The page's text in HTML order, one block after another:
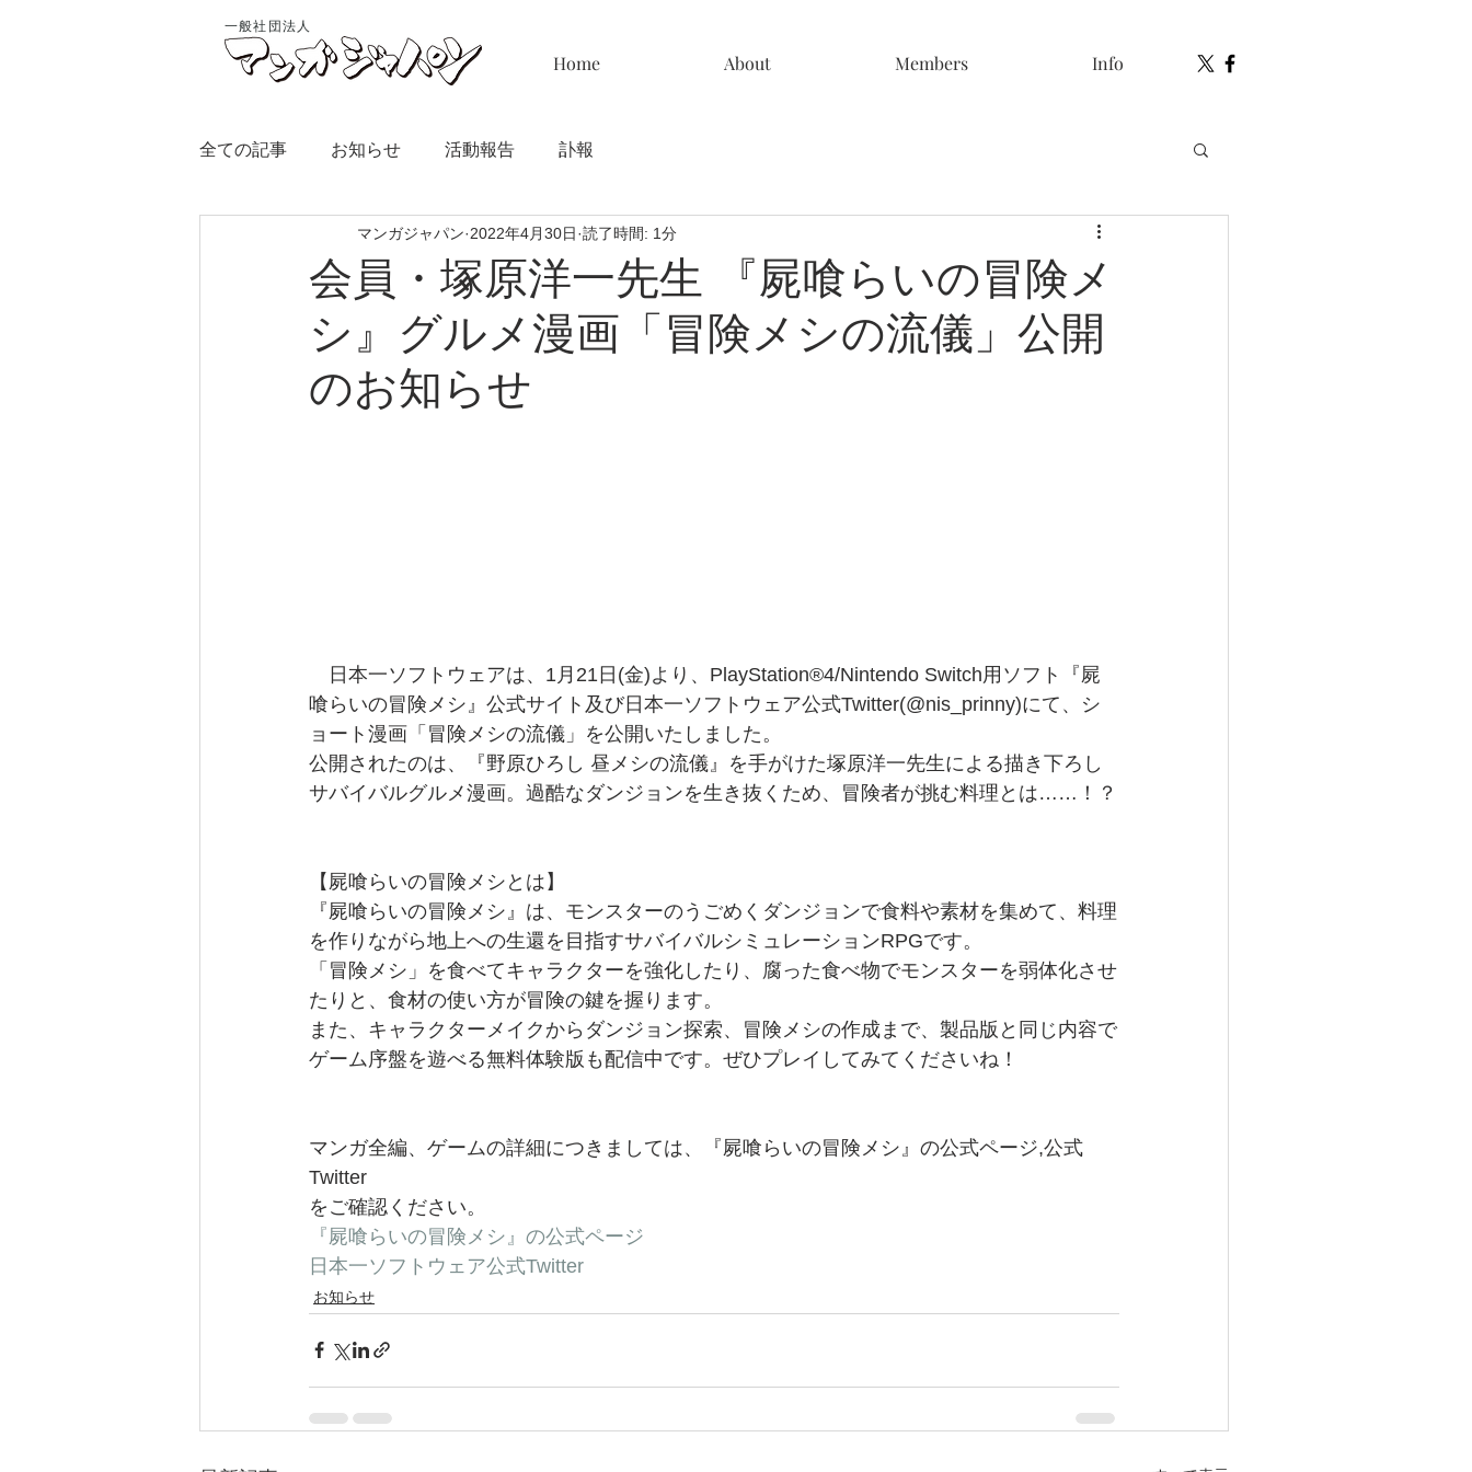
一般社団法人
Home About Members Info
全ての記事 お知らせ 活動報告 訃報
会員・塚原洋一先生 『屍喰らいの冒険メ
シ』グルメ漫画「冒険メシの流儀」公開
のお知らせ
マンガジャパン 2022年4月30日 読了時間: 1分
日本一ソフトウェアは、1月21日(金)より、PlayStation®4/Nintendo Switch用ソフト『屍
喰らいの冒険メシ』公式サイト及び日本一ソフトウェア公式Twitter(@nis_prinny)にて、シ
ョート漫画「冒険メシの流儀」を公開いたしました。
公開されたのは、『野原ひろし 昼メシの流儀』を手がけた塚原洋一先生による描き下ろし
サバイバルグルメ漫画。過酷なダンジョンを生き抜くため、冒険者が挑む料理とは……！？
【屍喰らいの冒険メシとは】
『屍喰らいの冒険メシ』は、モンスターのうごめくダンジョンで食料や素材を集めて、料理
を作りながら地上への生還を目指すサバイバルシミュレーションRPGです。
「冒険メシ」を食べてキャラクターを強化したり、腐った食べ物でモンスターを弱体化させ
たりと、食材の使い方が冒険の鍵を握ります。
また、キャラクターメイクからダンジョン探索、冒険メシの作成まで、製品版と同じ内容で
ゲーム序盤を遊べる無料体験版も配信中です。ぜひプレイしてみてくださいね！
マンガ全編、ゲームの詳細につきましては、『屍喰らいの冒険メシ』の公式ページ,公式
Twitter
をご確認ください。
『屍喰らいの冒険メシ』の公式ページ
日本一ソフトウェア公式Twitter
お知らせ